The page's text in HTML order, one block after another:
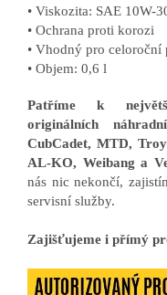
• Viskozita: SAE 10W-
• Ochrana proti korozi
• Vhodný pro celoroční
• Objem: 0,6 l
Patříme k
originálních
CubCadet, MTD,
AL-KO, Weibang a
nás nic nekončí,
servisní služby.
Zajišťujeme i přímý